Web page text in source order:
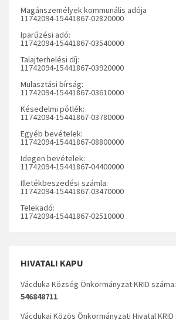
Magánszemélyek kommunális adója
11742094-15441867-02820000
Iparűzési adó:
11742094-15441867-03540000
Talajterhelési díj:
11742094-15441867-03920000
Mulasztási bírság:
11742094-15441867-03610000
Késedelmi pótlék:
11742094-15441867-03780000
Egyéb bevételek:
11742094-15441867-08800000
Idegen bevételek:
11742094-15441867-04400000
Illetékbeszedési számla:
11742094-15441867-03470000
Telekadó:
11742094-15441867-02510000
HIVATALI KAPU
Vácduka Község Önkormányzat KRID száma:
546848711
Vácdukai Közös Önkormányzati Hivatal KRID